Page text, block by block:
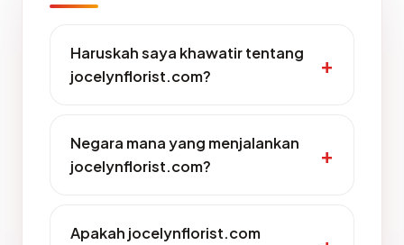
Haruskah saya khawatir tentang
jocelynflorist.com?
Negara mana yang menjalankan
jocelynflorist.com?
Apakah jocelynflorist.com